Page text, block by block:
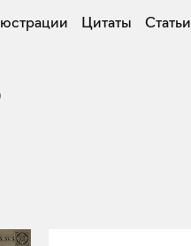
Цитаты Статьи